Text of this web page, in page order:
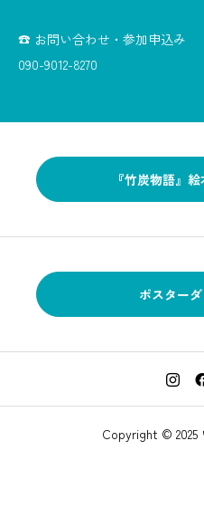
☎ お問い合わせ・参加申込み
090-9012-8270
『竹炭物語』
ポスター
Copyright © 2025